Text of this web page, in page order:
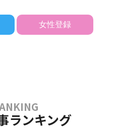
女性登録
ランキング